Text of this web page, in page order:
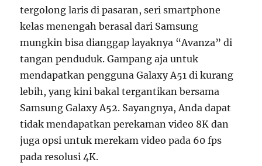
tergolong laris di pasaran, seri smartphone
kelas menengah berasal dari Samsung
mungkin bisa dianggap layaknya “Avanza” di
tangan penduduk. Gampang aja untuk
mendapatkan pengguna Galaxy A51 di kurang
lebih, yang kini bakal tergantikan bersama
Samsung Galaxy A52. Sayangnya, Anda dapat
tidak mendapatkan perekaman video 8K dan
juga opsi untuk merekam video pada 60 fps
pada resolusi 4K.